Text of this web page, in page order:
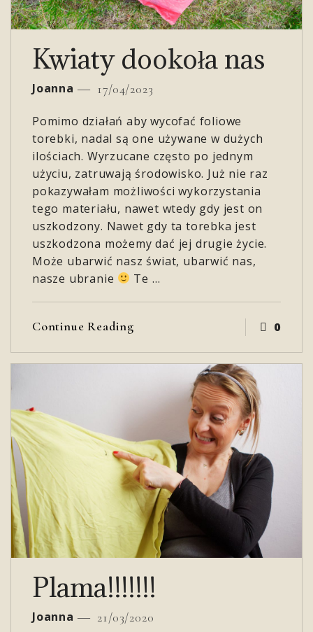
Kwiaty dookoła nas
Joanna 17/04/2023
Pomimo działań aby wycofać foliowe
torebki, nadal są one używane w dużych
ilościach. Wyrzucane często po jednym
użyciu, zatruwają środowisko. Już nie raz
pokazywałam możliwości wykorzystania
tego materiału, nawet wtedy gdy jest on
uszkodzony. Nawet gdy ta torebka jest
uszkodzona możemy dać jej drugie życie.
Może ubarwić nasz świat, ubarwić nas,
nasze ubranie
Te …
Continue Reading 0
Plama!!!!!!!
Joanna 21/03/2020